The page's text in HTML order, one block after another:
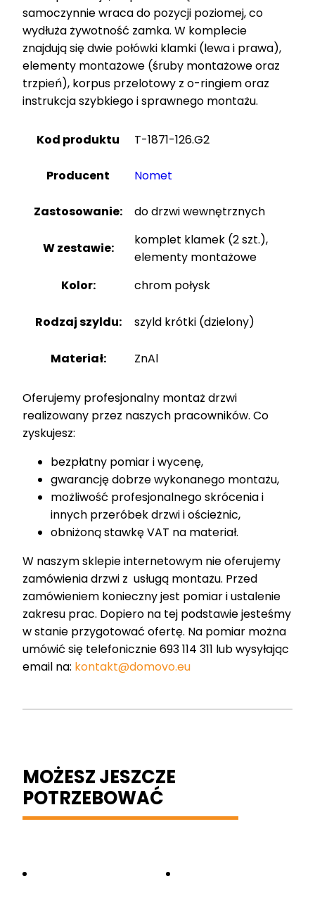
samoczynnie wraca do pozycji poziomej, co
wydłuża żywotność zamka. W komplecie
znajdują się dwie połówki klamki (lewa i prawa),
elementy montażowe (śruby montażowe oraz
trzpień), korpus przelotowy z o-ringiem oraz
instrukcja szybkiego i sprawnego montażu.
Kod produktu T-1871-126.G2
Producent Nomet
Zastosowanie: do drzwi wewnętrznych
W zestawie:
komplet klamek (2 szt.),
elementy montażowe
Kolor:
chrom połysk
Rodzaj szyldu: szyld krótki (dzielony)
Materiał: ZnAl
Oferujemy profesjonalny montaż drzwi
realizowany przez naszych pracowników. Co
zyskujesz:
bezpłatny pomiar i wycenę,
gwarancję dobrze wykonanego montażu,
możliwość profesjonalnego skrócenia i
innych przeróbek drzwi i ościeżnic,
obniżoną stawkę VAT na materiał.
W naszym sklepie internetowym nie oferujemy
zamówienia drzwi z usługą montażu. Przed
zamówieniem konieczny jest pomiar i ustalenie
zakresu prac. Dopiero na tej podstawie jesteśmy
w stanie przygotować ofertę. Na pomiar można
umówić się telefonicznie 693 114 311 lub wysyłając
email na: kontakt@domovo.eu
MOŻESZ JESZCZE
POTRZEBOWAĆ